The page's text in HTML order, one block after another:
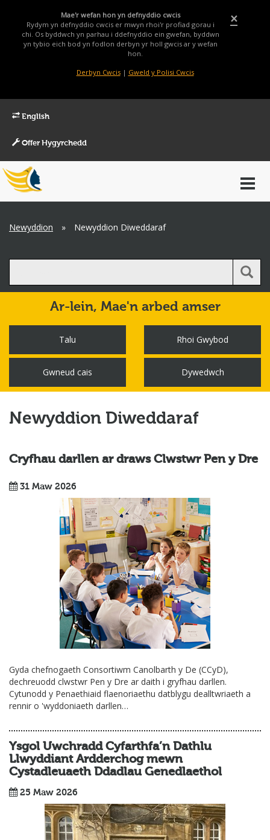
×
Mae'r wefan hon yn defnyddio cwcis
Rydym yn defnyddio cwcis er mwyn rhoi'r profiad gorau i
chi. Os byddwch yn parhau i ddefnyddio ein gwefan, byddwn
yn tybio eich bod yn fodlon derbyn yr holl gwcis ar y wefan
hon.
Derbyn Cwcis| Gweld y Polisi Cwcis
English
Offer Hygyrchedd
Main
Menu
Breadcrumb
Newyddion » Newyddion Diweddaraf
Ar-lein, Mae'n arbed amser
Talu Rhoi Gwybod
Gwneud cais Dywedwch
Newyddion Diweddaraf
Cryfhau darllen ar draws Clwstwr Pen y Dre
31 Maw 2026
Gyda chefnogaeth Consortiwm Canolbarth y De (CCyD),
dechreuodd clwstwr Pen y Dre ar daith i gryfhau darllen.
Cytunodd y Penaethiaid flaenoriaethu datblygu dealltwriaeth a
rennir o 'wyddoniaeth darllen…
Ysgol Uwchradd Cyfarthfa’n Dathlu
Llwyddiant Ardderchog mewn
Cystadleuaeth Ddadlau Genedlaethol
25 Maw 2026